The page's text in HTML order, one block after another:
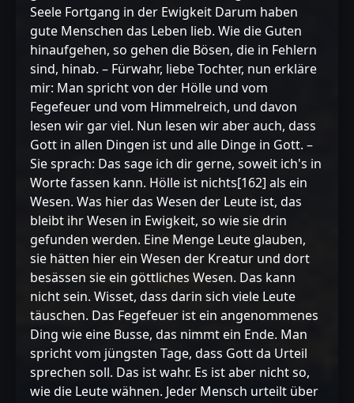
Seele Fortgang in der Ewigkeit Darum haben
gute Menschen das Leben lieb. Wie die Guten
hinaufgehen, so gehen die Bösen, die in Fehlern
sind, hinab. – Fürwahr, liebe Tochter, nun erkläre
mir: Man spricht von der Hölle und vom
Fegefeuer und vom Himmelreich, und davon
lesen wir gar viel. Nun lesen wir aber auch, dass
Gott in allen Dingen ist und alle Dinge in Gott. –
Sie sprach: Das sage ich dir gerne, soweit ich's in
Worte fassen kann. Hölle ist nichts[162] als ein
Wesen. Was hier das Wesen der Leute ist, das
bleibt ihr Wesen in Ewigkeit, so wie sie drin
gefunden werden. Eine Menge Leute glauben,
sie hätten hier ein Wesen der Kreatur und dort
besässen sie ein göttliches Wesen. Das kann
nicht sein. Wisset, dass darin sich viele Leute
täuschen. Das Fegefeuer ist ein angenommenes
Ding wie eine Busse, das nimmt ein Ende. Man
spricht vom jüngsten Tage, dass Gott da Urteil
sprechen soll. Das ist wahr. Es ist aber nicht so,
wie die Leute wähnen. Jeder Mensch urteilt über